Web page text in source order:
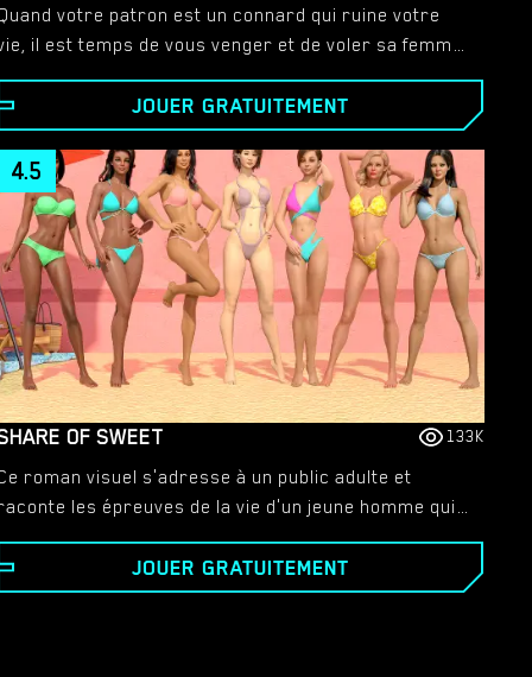
votre patron est un connard qui ruine votre
il est temps de vous venger et de voler sa femme
Jouez au nouveau jeu porno hentai dès MAINTENANT !
JOUER GRATUITEMENT
OF SWEET
4.5
133K
roman visuel s'adresse à un public adulte et
les épreuves de la vie d'un jeune homme qui a
face à une série d'événements tragiques qui ont
son destin. Actuellement, il traverse une
difficile, équilibrant entre aider ses proches,
JOUER GRATUITEMENT